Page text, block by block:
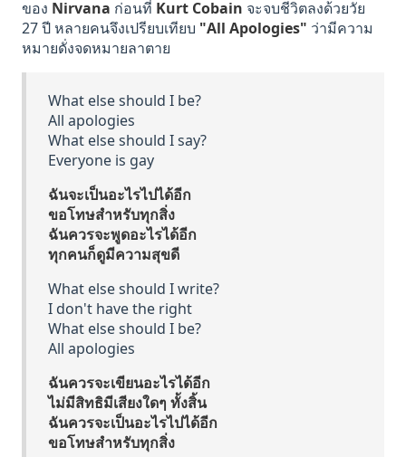
ของ Nirvana ก่อนที่ Kurt Cobain จะจบชีวิตลงด้วยวัย
27 ปี หลายคนจึงเปรียบเทียบ "All Apologies" ว่ามีความ
หมายดั่งจดหมายลาตาย
What else should I be?
All apologies
What else should I say?
Everyone is gay
ฉันจะเป็นอะไรไปได้อีก
ขอโทษสำหรับทุกสิ่ง
ฉันควรจะพูดอะไรได้อีก
ทุกคนก็ดูมีความสุขดี
What else should I write?
I don't have the right
What else should I be?
All apologies
ฉันควรจะเขียนอะไรได้อีก
ไม่มีสิทธิมีเสียงใดๆ ทั้งสิ้น
ฉันควรจะเป็นอะไรไปได้อีก
ขอโทษสำหรับทุกสิ่ง